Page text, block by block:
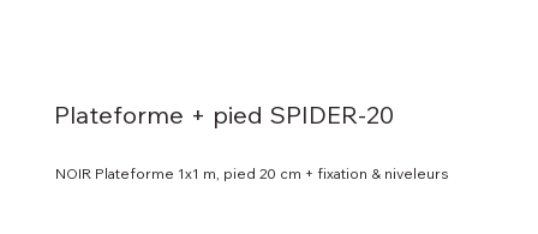
Plateforme + pied SPIDER-20
NOIR Plateforme 1x1 m, pied 20 cm + fixation & niveleurs